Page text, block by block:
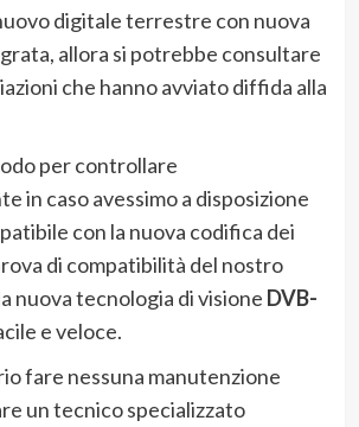
digitale terrestre con nuova
allora si potrebbe consultare
che hanno avviato diffida alla
per controllare
in caso avessimo a disposizione
con la nuova codifica dei
di compatibilità del nostro
nuova tecnologia di visione DVB-
e veloce.
fare nessuna manutenzione
un tecnico specializzato